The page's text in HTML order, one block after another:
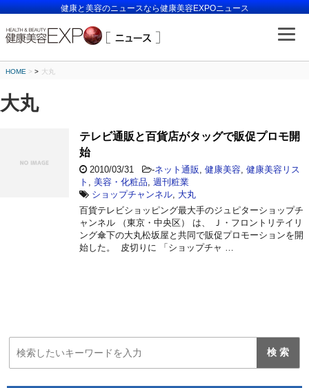
健康と美容のニュースなら健康美容EXPOニュース
HOME > 大丸
大丸
テレビ通販と百貨店がタッグで販促プロモ開
始
2010/03/31 -ネット通販 健康美容 健康美容リス
ト
美容・化粧品 週刊粧業
ショップチャンネル 大丸
百貨テレビショッピング最大手のジュピターショップチ
ャンネル （東京・中央区） は、 Ｊ・フロントリテイリ
ング傘下の大丸松坂屋と共同で販促プロモーションを開
始した。 皮切りに 「ショップチャ …